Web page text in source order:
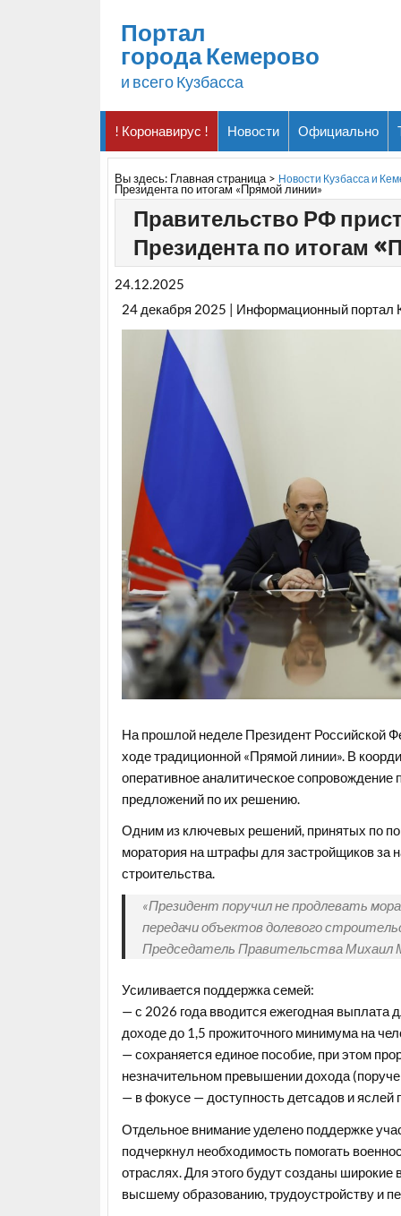
Портал
города Кемерово
и всего Кузбасса
! Коронавирус ! Новости Официально
Вы здесь: Главная страница> Новости Кузбасса и
Президента по итогам «Прямой линии»
Правительство РФ
Президента по итогам
24.12.2025
24 декабря 2025 | Информационный портал
На прошлой неделе Президент Российской
ходе традиционной «Прямой линии». В
оперативное аналитическое
предложений по их решению.
Одним из ключевых решений, принятых по
моратория на штрафы для застройщиков за
строительства.
«Президент поручил не продлевать
передачи объектов долевого
Председатель Правительства Михаил
Усиливается поддержка семей:
— с 2026 года вводится ежегодная выплата
доходе до 1,5 прожиточного минимума на
— сохраняется единое пособие, при этом
незначительном превышении дохода
— в фокусе — доступность детсадов и яслей
Отдельное внимание уделено поддержке
подчеркнул необходимость помогать
отраслях. Для этого будут созданы
высшему образованию, трудоустройству и